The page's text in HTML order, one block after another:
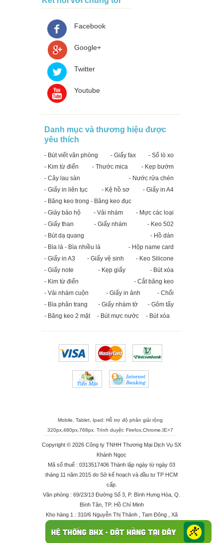
Facebook
Google+
Twitter
Youtube
Danh mục và thương hiệu được
yêu thích
- Bút viết văn phòng - Giấy fax
- Sổ lò xo
- Kim từ điển
- Thước mica
- Kẹp bướm
- Cây lau sàn
- Nước rửa chén
- Giấy in liên tục
- Kệ hồ sơ
- Giấy in A4
- Băng keo trong - Băng keo đục
- Giày bảo hộ
- Vải nhám
- Mực các loại
- Giấy than
- Giấy nhám
- Keo 502
- Bút dạ quang
- Hồ dán
- Bìa lá - Bìa nhiều lá
- Hộp name card
- Giấy in A3
- Giấy vệ sinh
- Keo Silicone
- Giấy note
- Kẹp giấy
- Bút xóa
- Kim từ điển
- Cắt băng keo
- Vải nhám cuộn
- Giấy in ảnh
- Chổi
- Bìa phân trang
- Giấy nhám tờ
- Gôm tẩy
- Băng keo 2 mặt
- Bút mực nước - Bút xóa
Mobile, Tablet, Ipad: Hỗ trợ độ phân giải rộng
320px,480px,768px. Trình duyệt: Firefox,Chrome,IE>7
Copyright © 2026 Công ty TNHH Thương Mại Dịch Vụ SX
Khánh Ngọc
Mã số thuế : 0313517406 Thành lập ngày từ ngày 03
tháng 11 năm 2015 do Sở kế hoạch và đầu tư TP HCM
cấp.
Văn phòng : 69/23/13 Đường Số 3, P. Bình Hưng Hòa, Q.
Bình Tân, TP. Hồ Chí Minh
Kho hàng 1 : 310/6 Nguyễn Thị Thảnh , Tam Đông , Xã
Kho hàng 2 : 68/2X Ấp Đông 1 , Xã Thới Tam Thôn ,